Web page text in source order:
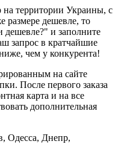
территории Украины, с
размере дешевле, то
и заполните
запрос в кратчайшие
чем у конкурента!
на сайте
После первого заказа
карта и на все
дополнительная
Одесса, Днепр,